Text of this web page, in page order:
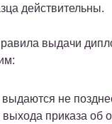
действительны.
выдачи
не
приказа об